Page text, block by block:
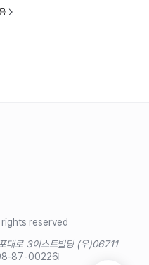
reserved
대로 3이스트빌딩 (우)06711
87-00226